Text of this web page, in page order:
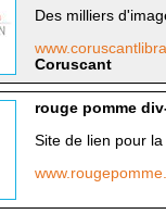
Des milliers
Coruscant
rouge pomme
Site de lien pour